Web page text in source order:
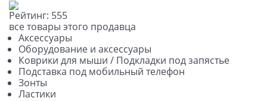
Рейтинг: 555
все товары этого продавца
Аксессуары
Оборудование и аксессуары
Коврики для мыши / Подкладки под запястье
Подставка под мобильный телефон
Зонты
Ластики